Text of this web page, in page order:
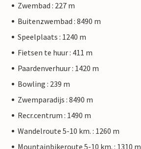
Zwembad : 227 m
Buitenzwembad : 8490 m
Speelplaats : 1240 m
Fietsen te huur : 411 m
Paardenverhuur : 1420 m
Bowling : 239 m
Zwemparadijs : 8490 m
Recr.centrum : 1490 m
Wandelroute 5-10 km. : 1260 m
Mountainbikeroute 5-10 km. : 1310 m